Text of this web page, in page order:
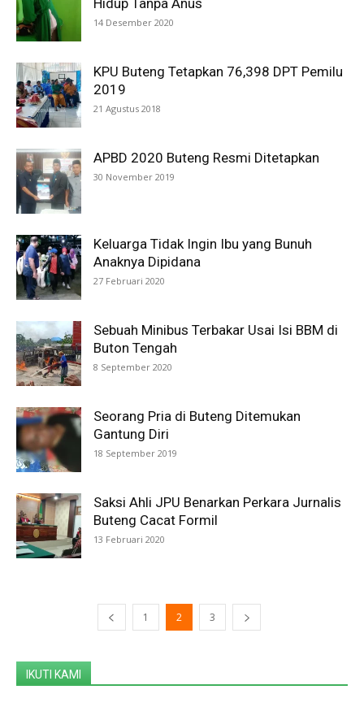
Hidup Tanpa Anus
14 Desember 2020
KPU Buteng Tetapkan 76,398 DPT Pemilu
2019
21 Agustus 2018
APBD 2020 Buteng Resmi Ditetapkan
30 November 2019
Keluarga Tidak Ingin Ibu yang Bunuh
Anaknya Dipidana
27 Februari 2020
Sebuah Minibus Terbakar Usai Isi BBM di
Buton Tengah
8 September 2020
Seorang Pria di Buteng Ditemukan
Gantung Diri
18 September 2019
Saksi Ahli JPU Benarkan Perkara Jurnalis
Buteng Cacat Formil
13 Februari 2020
1 2 3
IKUTI KAMI